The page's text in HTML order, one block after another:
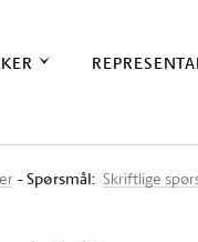
Spørsmål: Skriftlige